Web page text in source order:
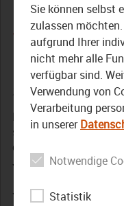
r
20. Januar 2026
In einer neuen
stellt Ihnen TV
die in diesem Jahr Teil
Junge Trebgaster
Sie können selbst
zulassen
aufgrund Ihrer
nicht mehr alle
verfügbar sind.
Verwendung von
Verarbeitung
in unserer
Notwendige
Statistik